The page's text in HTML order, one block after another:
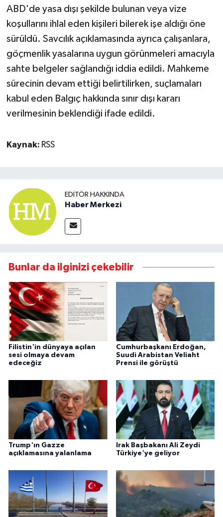
ABD'de yasa dışı şekilde bulunan veya vize
koşullarını ihlal eden kişileri bilerek işe aldığı öne
sürüldü. Savcılık açıklamasında ayrıca çalışanlara,
göçmenlik yasalarına uygun görünmeleri amacıyla
sahte belgeler sağlandığı iddia edildi. Mahkeme
sürecinin devam ettiği belirtilirken, suçlamaları
kabul eden Balgıç hakkında sınır dışı kararı
verilmesinin beklendiği ifade edildi.
Kaynak: RSS
EDITÖR HAKKINDA
Haber Merkezi
Bunlar da ilginizi çekebilir
Filistin'in dünyaya açılan
sesi olmaya devam
edeceğiz
Cumhurbaşkanı Erdoğan,
Suudi Arabistan Veliaht
Prensi ile görüştü
Trump'ın Gazze
açıklamasına yalanlama
Irak Başbakanı Ali Zeydi
Türkiye'ye geliyor